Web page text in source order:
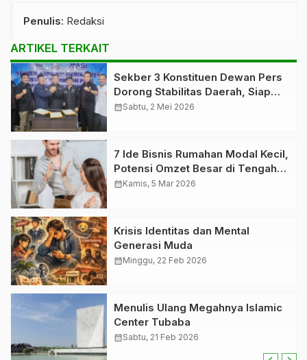
Penulis: Redaksi
ARTIKEL TERKAIT
Sekber 3 Konstituen Dewan Pers
Dorong Stabilitas Daerah, Siap
Gelar Sarasehan Arah Kebijakan
calendar_monthSabtu, 2 Mei 2026
7 Ide Bisnis Rumahan Modal Kecil,
Potensi Omzet Besar di Tengah
Tantangan Ekonomi
calendar_monthKamis, 5 Mar 2026
Krisis Identitas dan Mental
Generasi Muda
calendar_monthMinggu, 22 Feb 2026
Menulis Ulang Megahnya Islamic
Center Tubaba
calendar_monthSabtu, 21 Feb 2026